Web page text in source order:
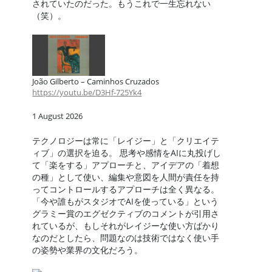
されていたのだった。もうこれで一生忘れない
（笑）。
João Gilberto – Caminhos Cruzados
https://youtu.be/D3Hf-725Yk4
1 August 2026
テクノロジーは常に「レイジー」と「クリエイテ
ィブ」の選択を迫る。 思考や感情をAIに丸投げし
て「楽をする」アプローチと、アイデアの「着想
の種」として使い、編集や意図を人間が責任を持
ってコントロールするアプローチは全く異なる。
「今や誰もがスタジオでAIを使っている」という
グラミー賞のエグゼクティブのコメントが引用さ
れているが、もしそれがレイジーな使い方ばかり
なのだとしたら、問題なのは技術ではなく使い手
の姿勢や業界の文化だろう。